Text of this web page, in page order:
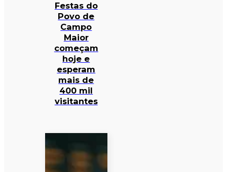
Festas do
Povo de
Campo
Maior
começam
hoje e
esperam
mais de
400 mil
visitantes